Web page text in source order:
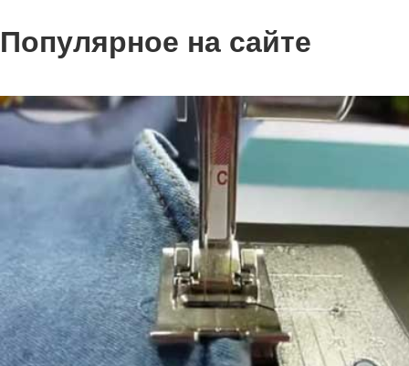
Популярное на сайте